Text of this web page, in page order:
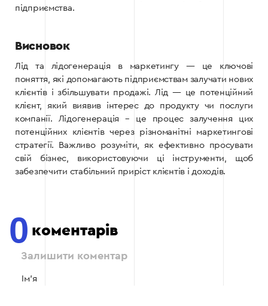
підприємства.
Висновок
Лід та лідогенерація в маркетингу — це ключові
поняття, які допомагають підприємствам залучати нових
клієнтів і збільшувати продажі. Лід — це потенційний
клієнт, який виявив інтерес до продукту чи послуги
компанії. Лідогенерація – це процес залучення цих
потенційних клієнтів через різноманітні маркетингові
стратегії. Важливо розуміти, як ефективно просувати
свій бізнес, використовуючи ці інструменти, щоб
забезпечити стабільний приріст клієнтів і доходів.
0 коментарів
Залишити коментар
Ім'я